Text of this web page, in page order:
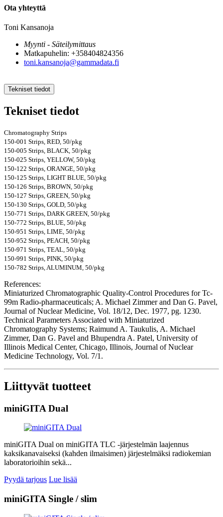
Ota yhteyttä
Toni Kansanoja
Myynti - Säteilymittaus
Matkapuhelin: +358404824356
toni.kansanoja@gammadata.fi
Tekniset tiedot
Tekniset tiedot
Chromatography Strips
150-001 Strips, RED, 50/pkg
150-005 Strips, BLACK, 50/pkg
150-025 Strips, YELLOW, 50/pkg
150-122 Strips, ORANGE, 50/pkg
150-125 Strips, LIGHT BLUE, 50/pkg
150-126 Strips, BROWN, 50/pkg
150-127 Strips, GREEN, 50/pkg
150-130 Strips, GOLD, 50/pkg
150-771 Strips, DARK GREEN, 50/pkg
150-772 Strips, BLUE, 50/pkg
150-951 Strips, LIME, 50/pkg
150-952 Strips, PEACH, 50/pkg
150-971 Strips, TEAL, 50/pkg
150-991 Strips, PINK, 50/pkg
150-782 Strips, ALUMINUM, 50/pkg
References:
Miniaturized Chromatographic Quality-Control Procedures for Tc-
99m Radio-pharmaceuticals; A. Michael Zimmer and Dan G. Pavel,
Journal of Nuclear Medicine, Vol. 18/12, Dec. 1977, pg. 1230.
Technical Parameters Associated with Miniaturized
Chromatography Systems; Raimund A. Taukulis, A. Michael
Zimmer, Dan G. Pavel and Bhupendra A. Patel, University of
Illinois Medical Center, Chicago, Illinois, Journal of Nuclear
Medicine Technology, Vol. 7/1.
Liittyvät tuotteet
miniGITA Dual
miniGITA Dual on miniGITA TLC -järjestelmän laajennus
kaksikanavaiseksi (kahden ilmaisimen) järjestelmäksi radiokemian
laboratorioihin sekä...
Pyydä tarjous Lue lisää
miniGITA Single / slim